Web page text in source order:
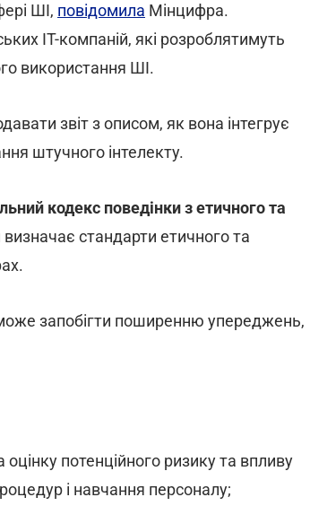
ШІ, повідомила Мінцифра.
IT-компаній, які розроблятимуть
використання ШІ.
звіт з описом, як вона інтегрує
штучного інтелекту.
кодекс поведінки з етичного та
визначає стандарти етичного та
запобігти поширенню упереджень,
потенційного ризику та впливу
і навчання персоналу;